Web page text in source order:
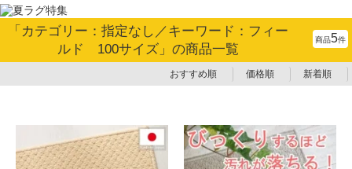
「カテゴリー：指定なし／キーワード：フィー
ルド 100サイズ」の商品一覧
商品5件
おすすめ順 価格順 新着順